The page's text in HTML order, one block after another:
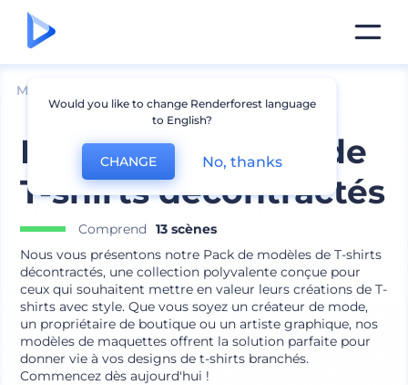
Mockups
Pack de modèles de
T-shirts décontractés
Comprend
13 scènes
Nous vous présentons notre Pack de modèles de T-shirts
décontractés, une collection polyvalente conçue pour
ceux qui souhaitent mettre en valeur leurs créations de T-
shirts avec style. Que vous soyez un créateur de mode,
un propriétaire de boutique ou un artiste graphique, nos
modèles de maquettes offrent la solution parfaite pour
donner vie à vos designs de t-shirts branchés.
Commencez dès aujourd'hui !
Would you like to change Renderforest language
to English?
CHANGE No, thanks